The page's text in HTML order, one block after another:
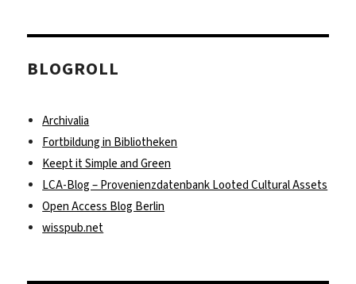
BLOGROLL
Archivalia
Fortbildung in Bibliotheken
Keept it Simple and Green
LCA-Blog – Provenienzdatenbank Looted Cultural Assets
Open Access Blog Berlin
wisspub.net